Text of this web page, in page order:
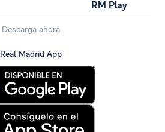
RM Play
Descarga ahora
Real Madrid App